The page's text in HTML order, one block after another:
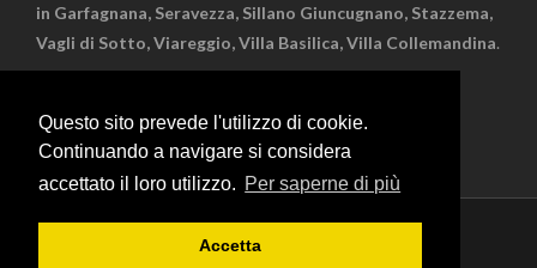
Questo sito prevede l'utilizzo di cookie.
Continuando a navigare si considera
accettato il loro utilizzo. Per saperne di più
Accetta
in Garfagnana, Seravezza, Sillano Giuncugnano, Stazzema,
Vagli di Sotto, Viareggio, Villa Basilica, Villa Collemandina.
Cookie policy